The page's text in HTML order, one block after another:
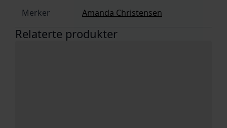
Merker Amanda Christensen
Relaterte produkter